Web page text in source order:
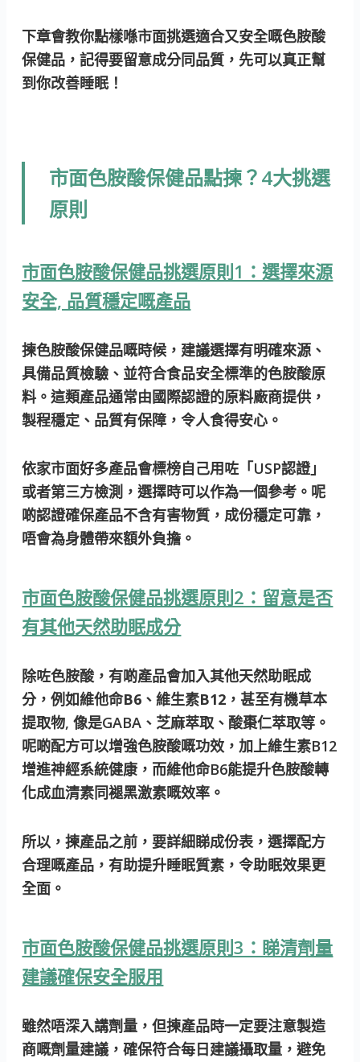
下章會教你點樣喺市面挑選適合又安全嘅色胺酸
保健品，記得要留意成分同品質，先可以真正幫
到你改善睡眠！
市面色胺酸保健品點揀？4大挑選
原則
市面色胺酸保健品挑選原則1：選擇來源
安全, 品質穩定嘅產品
揀色胺酸保健品嘅時候，建議選擇有明確來源、
具備品質檢驗、並符合食品安全標準的色胺酸原
料。這類產品通常由國際認證的原料廠商提供，
製程穩定、品質有保障，令人食得安心。
依家市面好多產品會標榜自己用咗「USP認證」
或者第三方檢測，選擇時可以作為一個參考。呢
啲認證確保產品不含有害物質，成份穩定可靠，
唔會為身體帶來額外負擔。
市面色胺酸保健品挑選原則2：留意是否
有其他天然助眠成分
除咗色胺酸，有啲產品會加入其他天然助眠成
分，例如維他命B6、維生素B12 ，甚至有機草本
提取物, 像是GABA、芝麻萃取、酸棗仁萃取等。
呢啲配方可以增強色胺酸嘅功效，加上維生素B12
增進神經系統健康，而維他命B6能提升色胺酸轉
化成血清素同褪黑激素嘅效率。
所以，揀產品之前，要詳細睇成份表，選擇配方
合理嘅產品，有助提升睡眠質素，令助眠效果更
全面。
市面色胺酸保健品挑選原則3：睇清劑量
建議確保安全服用
雖然唔深入講劑量，但揀產品時一定要注意製造
商嘅劑量建議 ，確保符合每日建議攝取量，避免